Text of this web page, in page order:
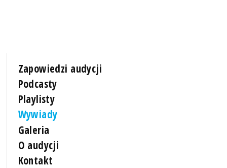
Zapowiedzi audycji
Podcasty
Playlisty
Wywiady
Galeria
O audycji
Kontakt